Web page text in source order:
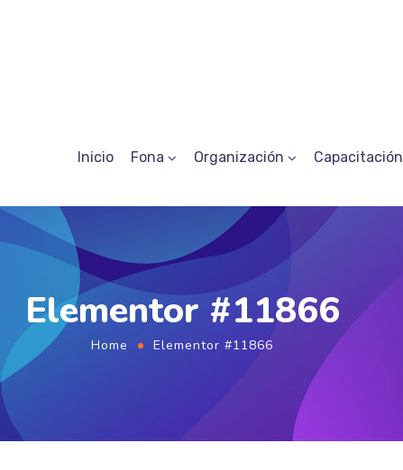
Inicio Fona Organización Capacitación
Elementor #11866
Home Elementor #11866